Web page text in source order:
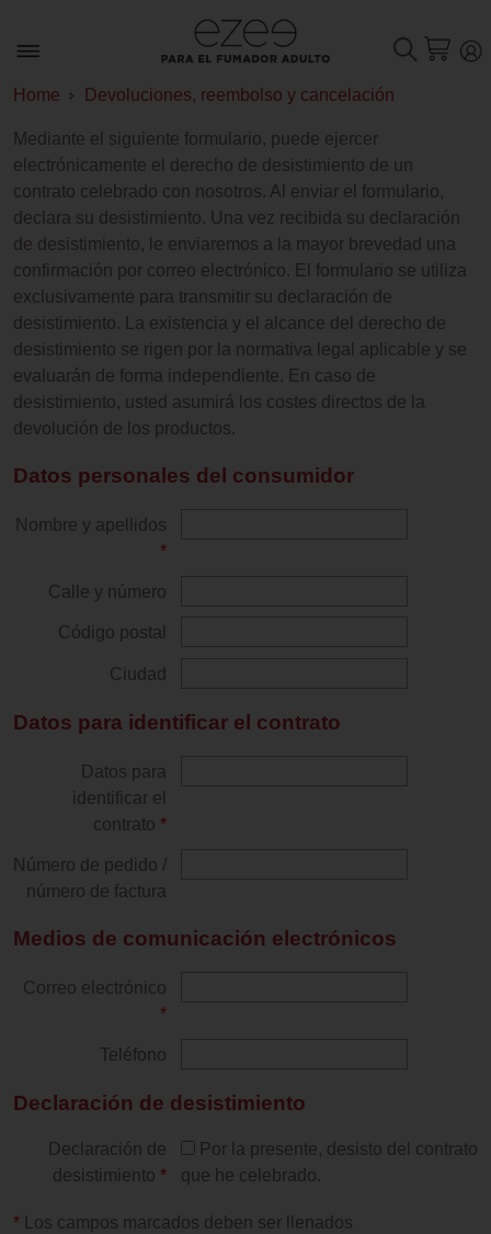
Home Devoluciones, reembolso y cancelación
Mediante el siguiente formulario, puede ejercer
electrónicamente el derecho de desistimiento de un
contrato celebrado con nosotros. Al enviar el formulario,
declara su desistimiento. Una vez recibida su declaración
de desistimiento, le enviaremos a la mayor brevedad una
confirmación por correo electrónico. El formulario se utiliza
exclusivamente para transmitir su declaración de
desistimiento. La existencia y el alcance del derecho de
desistimiento se rigen por la normativa legal aplicable y se
evaluarán de forma independiente. En caso de
desistimiento, usted asumirá los costes directos de la
devolución de los productos.
Datos personales del consumidor
Nombre y apellidos
*
Calle y número
Código postal
Ciudad
Datos para identificar el contrato
Datos para
identificar el
contrato *
Número de pedido /
número de factura
Medios de comunicación electrónicos
Correo electrónico
*
Teléfono
Declaración de desistimiento
Declaración de
desistimiento *
Por la presente, desisto del contrato
que he celebrado.
* Los campos marcados deben ser llenados